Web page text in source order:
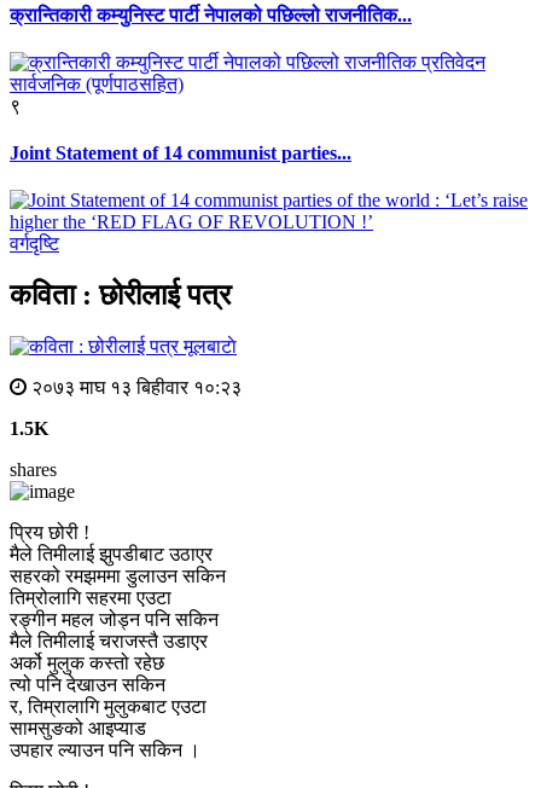
क्रान्तिकारी कम्युनिस्ट पार्टी नेपालको पछिल्लो राजनीतिक...
९
Joint Statement of 14 communist parties...
वर्गदृष्टि
कविता : छोरीलाई पत्र
मूलबाटाे
२०७३ माघ १३ बिहीवार १०:२३
1.5K
shares
प्रिय छोरी !
मैले तिमीलाई झुपडीबाट उठाएर
सहरको रमझममा डुलाउन सकिन
तिम्रोलागि सहरमा एउटा
रङ्गीन महल जोड्न पनि सकिन
मैले तिमीलाई चराजस्तै उडाएर
अर्को मुलुक कस्तो रहेछ
त्यो पनि देखाउन सकिन
र, तिम्रालागि मुलुकबाट एउटा
सामसुङको आइप्याड
उपहार ल्याउन पनि सकिन ।